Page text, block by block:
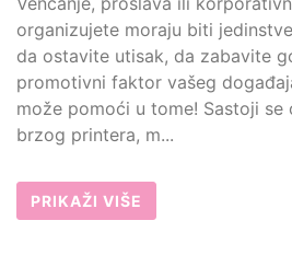
organizujete moraju biti
da ostavite utisak, da zabavite
promotivni faktor vašeg
može pomoći u tome! Sastoji
brzog printera, m...
PRIKAŽI VIŠE